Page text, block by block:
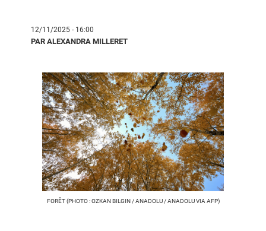
12/11/2025 - 16:00
PAR ALEXANDRA MILLERET
FORÊT (PHOTO : OZKAN BILGIN / ANADOLU / ANADOLU VIA AFP)